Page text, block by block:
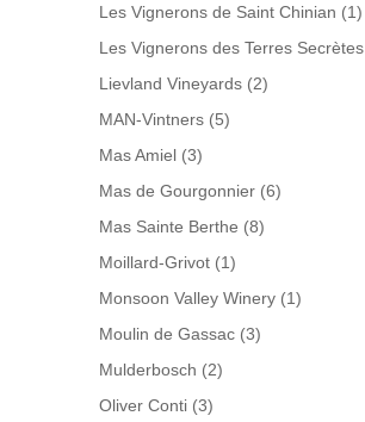
Les Vignerons de Saint Chinian (1)
Les Vignerons des Terres Secrètes
Lievland Vineyards (2)
MAN-Vintners (5)
Mas Amiel (3)
Mas de Gourgonnier (6)
Mas Sainte Berthe (8)
Moillard-Grivot (1)
Monsoon Valley Winery (1)
Moulin de Gassac (3)
Mulderbosch (2)
Oliver Conti (3)